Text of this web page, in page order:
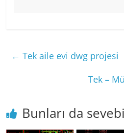
← Tek aile evi dwg projesi
Tek –
Bunları da